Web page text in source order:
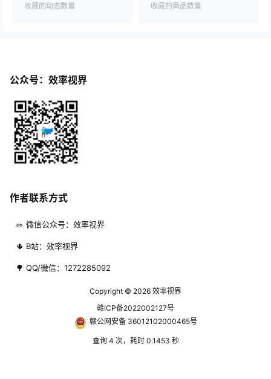
收藏的动态数量 收藏的商品数量
公众号：效率视界
作者联系方式
🥗 微信公众号：效率视界
🌵 B站：效率视界
🌳 QQ/微信：1272285092
Copyright © 2026 效率视界
赣ICP备2022002127号
赣公网安备 36012102000465号
查询 4 次，耗时 0.1453 秒